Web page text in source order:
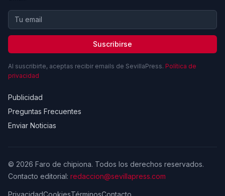
Suscribirse
Al suscribirte, aceptas recibir emails de SevillaPress. Política de
privacidad
Publicidad
Preguntas Frecuentes
Enviar Noticias
© 2026 Faro de chipiona. Todos los derechos reservados.
Contacto editorial: redaccion@sevillapress.com
PrivacidadCookiesTérminosContacto